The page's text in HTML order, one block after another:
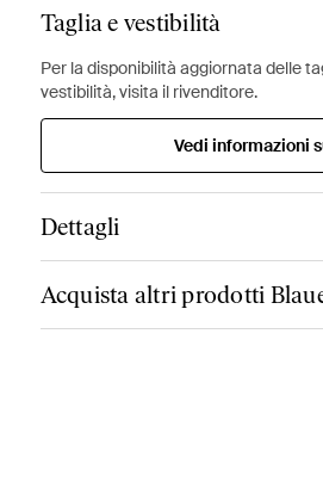
Taglia e vestibilità
Per la disponibilità aggiornata delle
vestibilità, visita il rivenditore.
Vedi informazioni
Dettagli
Acquista altri prodotti